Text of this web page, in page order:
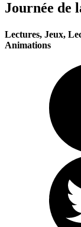
Journée de
Lectures, Jeux,
Animations